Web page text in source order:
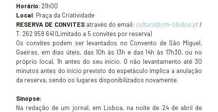
Horário: 21h00
Local: Praça da Criatividade
RESERVA DE CONVITESatravés do email: cultura@cm-obidos.pt/
T. 262 959 641 (Limitado a 5 convites por reserva)
Os convites podem ser levantados no Convento de São Miguel,
Gaeiras, em dias úteis, das 10h às 13h e das 14h às 17h30, ou no
próprio local, 1h antes do seu início. O não levantamento até 30
minutos antes do início previsto do espetáculo implica a anulação
da reserva, sendo os lugares disponibilizados novamente.
Sinopse:
Na redação de um jornal, em Lisboa, na noite de 24 de abril de